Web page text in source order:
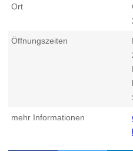
Ort
Öffnungszeiten
mehr Informationen